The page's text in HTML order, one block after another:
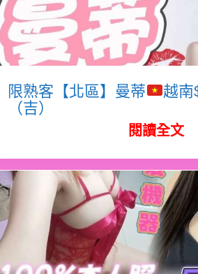
限熟客【北區】曼蒂
越南
（吉）
閱讀全文